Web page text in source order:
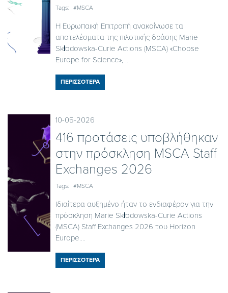
Tags: #MSCA
H Eυρωπαική Επιτροπή ανακοίνωσε τα
αποτελέσματα της πιλοτικής δράσης Marie
Skłodowska-Curie Actions (MSCA) «Choose
Europe for Science», ...
ΠΕΡΙΣΣΟΤΕΡΑ
10-05-2026
416 προτάσεις υποβλήθηκαν
στην πρόσκληση MSCA Staff
Exchanges 2026
Tags: #MSCA
Ιδιαίτερα αυξημένο ήταν το ενδιαφέρον για την
πρόσκληση Marie Skłodowska-Curie Actions
(MSCA) Staff Exchanges 2026 του Horizon
Europe....
ΠΕΡΙΣΣΟΤΕΡΑ